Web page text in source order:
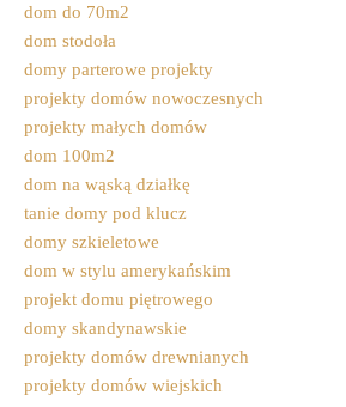
dom do 70m2
dom stodoła
domy parterowe projekty
projekty domów nowoczesnych
projekty małych domów
dom 100m2
dom na wąską działkę
tanie domy pod klucz
domy szkieletowe
dom w stylu amerykańskim
projekt domu piętrowego
domy skandynawskie
projekty domów drewnianych
projekty domów wiejskich